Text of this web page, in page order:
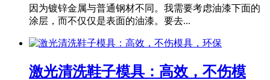
因为镀锌金属与普通钢材不同。我需要考虑油漆下面的
涂层，而不仅仅是表面的油漆。要去...
激光清洗鞋子模具：高效，不伤模